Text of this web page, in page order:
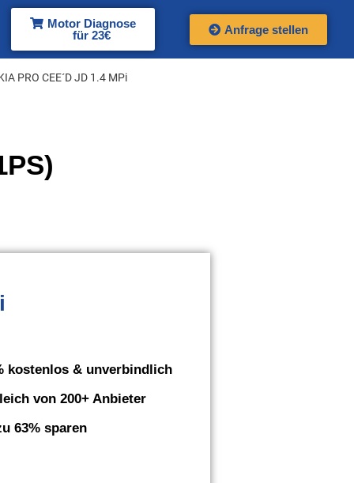
Motor Diagnose
für 23€
Anfrage stellen
PRO CEE´D JD 1.4 MPi
kostenlos & unverbindlich
von 200+ Anbieter
63% sparen